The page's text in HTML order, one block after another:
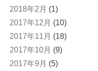
2018年2月 (1)
2017年12月 (10)
2017年11月 (18)
2017年10月 (9)
2017年9月 (5)